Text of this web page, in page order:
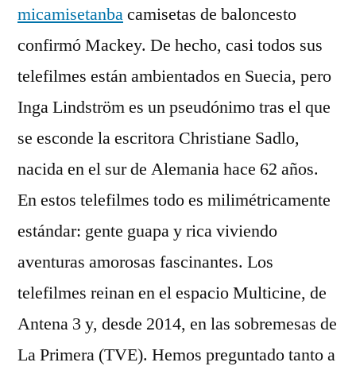
micamisetanbacamisetas de baloncesto
confirmó Mackey. De hecho, casi todos sus
telefilmes están ambientados en Suecia, pero
Inga Lindström es un pseudónimo tras el que
se esconde la escritora Christiane Sadlo,
nacida en el sur de Alemania hace 62 años.
En estos telefilmes todo es milimétricamente
estándar: gente guapa y rica viviendo
aventuras amorosas fascinantes. Los
telefilmes reinan en el espacio Multicine, de
Antena 3 y, desde 2014, en las sobremesas de
La Primera (TVE). Hemos preguntado tanto a